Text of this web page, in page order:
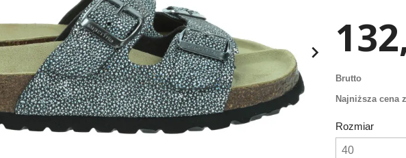

Brutto
Najniższa cena
Rozmiar